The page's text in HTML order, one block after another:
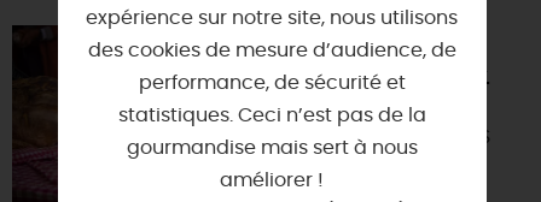
MARCHÉ DU
CENTRE VILLE -
45000 - ORLEANS
expérience sur notre site, nous utilisons
des cookies de mesure d’audience, de
performance, de sécurité et
statistiques. Ceci n’est pas de la
gourmandise mais sert à nous
améliorer !